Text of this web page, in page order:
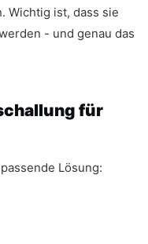
Wichtig ist, dass sie
- und genau das
für
Lösung: